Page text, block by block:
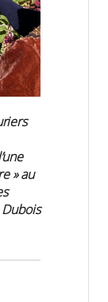
» au